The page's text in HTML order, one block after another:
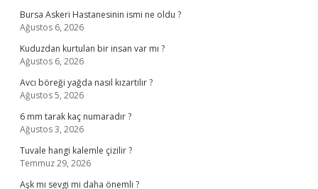
Bursa Askeri Hastanesinin ismi ne oldu ?
Ağustos 6, 2026
Kuduzdan kurtulan bir insan var mı ?
Ağustos 6, 2026
Avcı böreği yağda nasıl kızartılır ?
Ağustos 5, 2026
6 mm tarak kaç numaradır ?
Ağustos 3, 2026
Tuvale hangi kalemle çizilir ?
Temmuz 29, 2026
Aşk mı sevgi mi daha önemli ?